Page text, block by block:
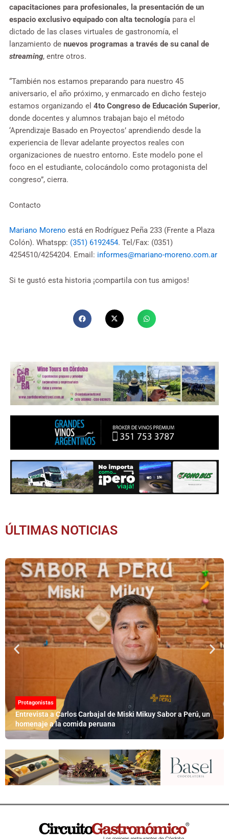
capacitaciones para profesionales, la presentación de un
espacio exclusivo equipado con alta tecnología para el
dictado de las clases virtuales de gastronomía, el
lanzamiento de nuevos programas a través de su canal de
streaming, entre otros.
“También nos estamos preparando para nuestro 45
aniversario, el año próximo, y enmarcado en dicho festejo
estamos organizando el 4to Congreso de Educación Superior,
donde docentes y alumnos trabajan bajo el método
‘Aprendizaje Basado en Proyectos’ aprendiendo desde la
experiencia de llevar adelante proyectos reales con
organizaciones de nuestro entorno. Este modelo pone el
foco en el estudiante, colocándolo como protagonista del
congreso”, cierra.
Contacto
Mariano Moreno está en Rodríguez Peña 233 (Frente a Plaza
Colón). Whatspp: (351) 6192454. Tel/Fax: (0351)
4254510/4254204. Email: informes@mariano-moreno.com.ar
Si te gustó esta historia ¡compartila con tus amigos!
ÚLTIMAS NOTICIAS
Protagonistas
Entrevista a Carlos Carbajal de Miski Mikuy Sabor a Perú, un
homenaje a la comida peruana